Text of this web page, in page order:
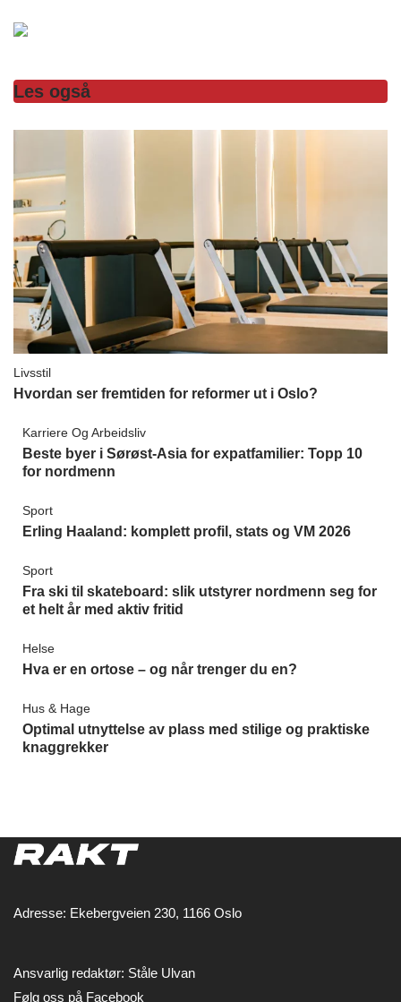
Les også
Livsstil
Hvordan ser fremtiden for reformer ut i Oslo?
Karriere Og Arbeidsliv
Beste byer i Sørøst-Asia for expatfamilier: Topp 10
for nordmenn
Sport
Erling Haaland: komplett profil, stats og VM 2026
Sport
Fra ski til skateboard: slik utstyrer nordmenn seg for
et helt år med aktiv fritid
Helse
Hva er en ortose – og når trenger du en?
Hus & Hage
Optimal utnyttelse av plass med stilige og praktiske
knaggrekker
Adresse: Ekebergveien 230, 1166 Oslo
Ansvarlig redaktør: Ståle Ulvan
Følg oss på Facebook